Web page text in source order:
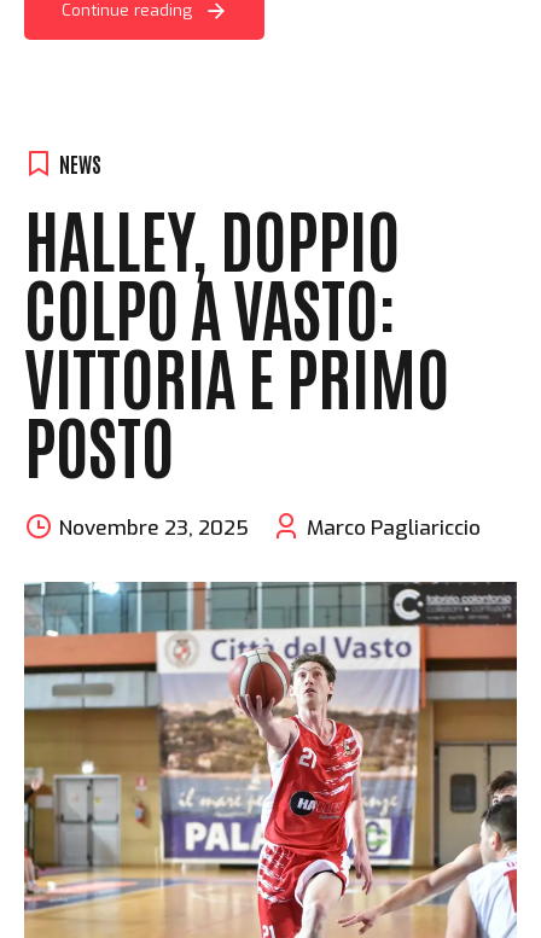
Continue reading
NEWS
HALLEY, DOPPIO
COLPO A VASTO:
VITTORIA E PRIMO
POSTO
Novembre 23, 2025 Marco Pagliariccio